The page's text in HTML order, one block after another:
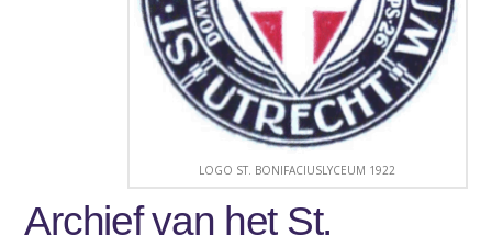
LOGO ST. BONIFACIUSLYCEUM 1922
Archief van het St.